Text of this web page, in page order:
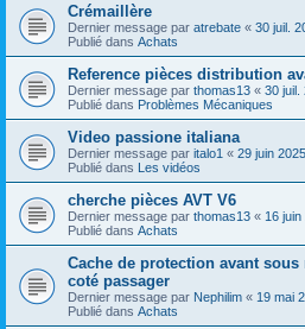
Crémaillère
Dernier message par atrebate « 30 juil.
Publié dans Achats
Reference pièces distribution
Dernier message par thomas13 « 30 juil.
Publié dans Problèmes Mécaniques
Video passione italiana
Dernier message par italo1 « 29 juin
Publié dans Les vidéos
cherche pièces AVT V6
Dernier message par thomas13 « 16
Publié dans Achats
Cache de protection avant sous
coté passager
Dernier message par Nephilim « 19 mai
Publié dans Achats